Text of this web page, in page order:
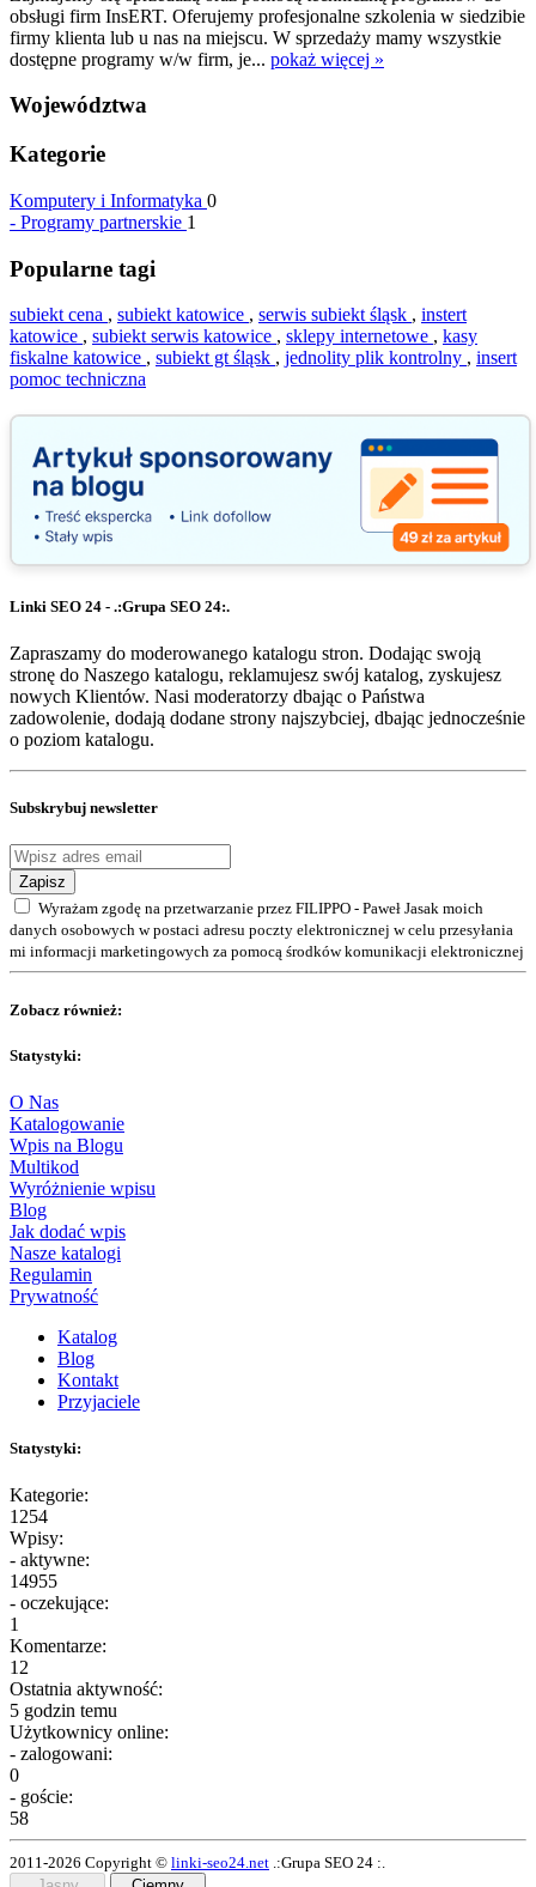
obsługi firm InsERT. Oferujemy profesjonalne szkolenia w siedzibie
firmy klienta lub u nas na miejscu. W sprzedaży mamy wszystkie
dostępne programy w/w firm, je... pokaż więcej »
Województwa
Kategorie
Komputery i Informatyka 0
- Programy partnerskie 1
Popularne tagi
subiekt cena , subiekt katowice , serwis subiekt śląsk , instert
katowice , subiekt serwis katowice , sklepy internetowe , kasy
fiskalne katowice , subiekt gt śląsk , jednolity plik kontrolny , insert
pomoc techniczna
Linki SEO 24 - .:Grupa SEO 24:.
Zapraszamy do moderowanego katalogu stron. Dodając swoją
stronę do Naszego katalogu, reklamujesz swój katalog, zyskujesz
nowych Klientów. Nasi moderatorzy dbając o Państwa
zadowolenie, dodają dodane strony najszybciej, dbając jednocześnie
o poziom katalogu.
Subskrybuj newsletter
Zapisz
Wyrażam zgodę na przetwarzanie przez FILIPPO - Paweł Jasak moich
danych osobowych w postaci adresu poczty elektronicznej w celu przesyłania
mi informacji marketingowych za pomocą środków komunikacji elektronicznej
Zobacz również:
Statystyki:
O Nas
Katalogowanie
Wpis na Blogu
Multikod
Wyróżnienie wpisu
Blog
Jak dodać wpis
Nasze katalogi
Regulamin
Prywatność
Katalog
Blog
Kontakt
Przyjaciele
Statystyki:
Kategorie:
1254
Wpisy:
- aktywne:
14955
- oczekujące:
1
Komentarze:
12
Ostatnia aktywność:
5 godzin temu
Użytkownicy online:
- zalogowani:
0
- goście:
58
2011-2026 Copyright © linki-seo24.net .:Grupa SEO 24 :.